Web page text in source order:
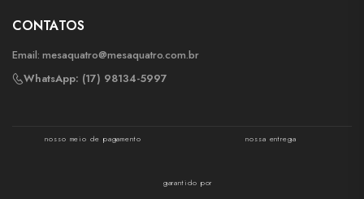
CONTATOS
Email: mesaquatro@mesaquatro.com.br
WhatsApp: (17) 98134-5997
nosso meio de pagamento nossa entrega
garantido por